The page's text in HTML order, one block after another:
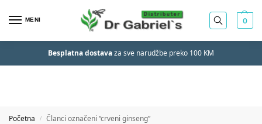
MENI 0
Besplatna dostavaza sve narudžbe preko 100 KM
Početna / Članci označeni “crveni ginseng”